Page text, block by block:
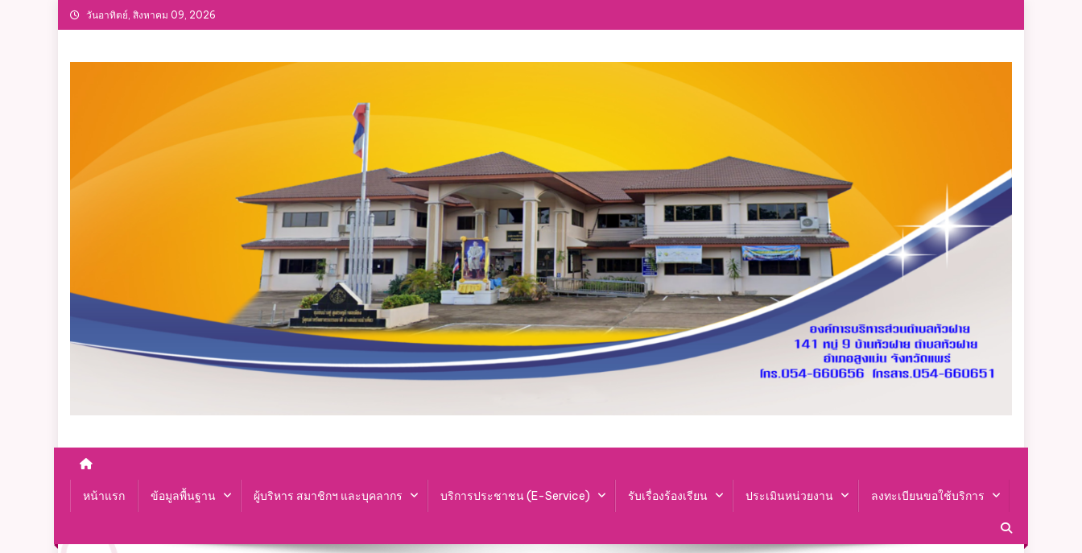
Skip
to
วันอาทิตย์, สิงหาคม 09, 2026
หน้าแรก ข้อมูลพื้นฐาน ผู้บริหาร สมาชิกฯ และบุคลากร บริการประชาชน (E-Service) รับเรื่องร้องเรียน ประเมินหน่วยงาน ลงทะเบียนขอใช้บริการ